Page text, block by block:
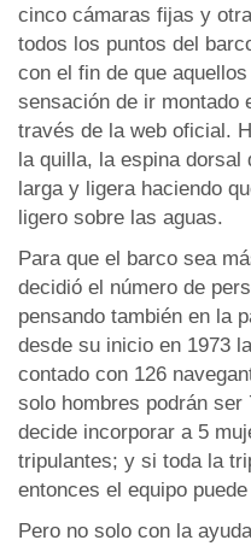
cinco cámaras fijas y
todos los puntos del
con el fin de que
sensación de ir
través de la web oficial.
la quilla, la espina dorsal
larga y ligera haciendo
ligero sobre las aguas.
Para que el barco sea
decidió el número de
pensando también en la
desde su inicio en 1973 la
contado con 126
solo hombres podrán
decide incorporar a 5
tripulantes; y si toda la
entonces el equipo
Pero no solo con la